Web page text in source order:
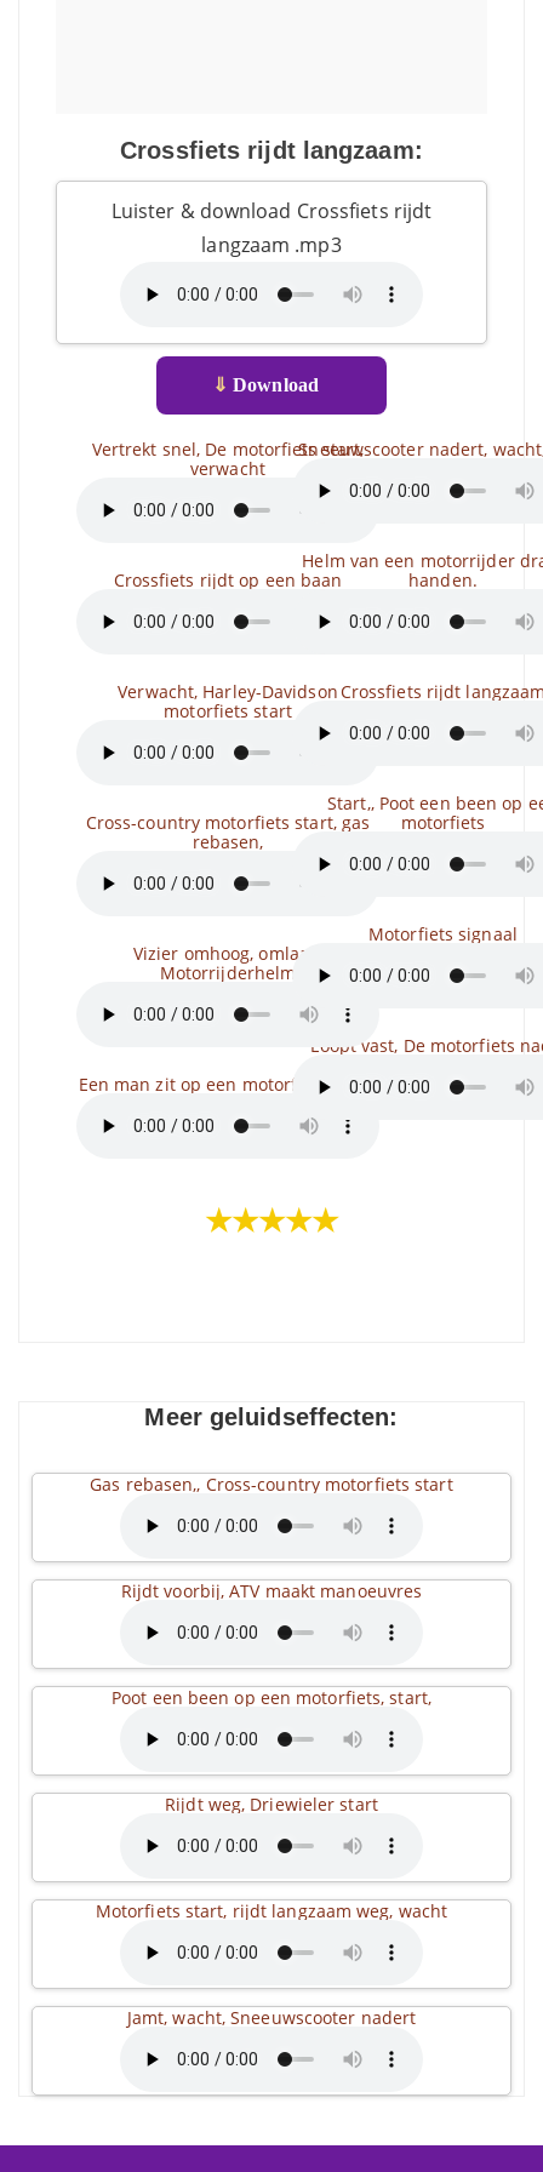
Crossfiets rijdt langzaam:
Luister & download Crossfiets rijdt
langzaam .mp3
⇓ Download
Vertrekt snel, De motorfiets start,
verwacht
Crossfiets rijdt op een baan
Verwacht, Harley-Davidson
motorfiets start
Cross-country motorfiets start, gas
rebasen,
Vizier omhoog, omlaag,
Motorrijderhelm
Een man zit op een motorfiets, start,
Sneeuwscooter nadert,
Helm van een motorrijder
handen.
Crossfiets rijdt
Start,, Poot een been op
motorfiets
Motorfiets signaal
Loopt vast, De motorfiets
★★★★★
Meer geluidseffecten:
Gas rebasen,, Cross-country motorfiets start
Rijdt voorbij, ATV maakt manoeuvres
Poot een been op een motorfiets, start,
Rijdt weg, Driewieler start
Motorfiets start, rijdt langzaam weg, wacht
Jamt, wacht, Sneeuwscooter nadert